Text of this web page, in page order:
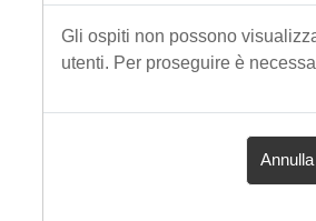
Gli ospiti non possono
utenti. Per proseguire è
Annulla